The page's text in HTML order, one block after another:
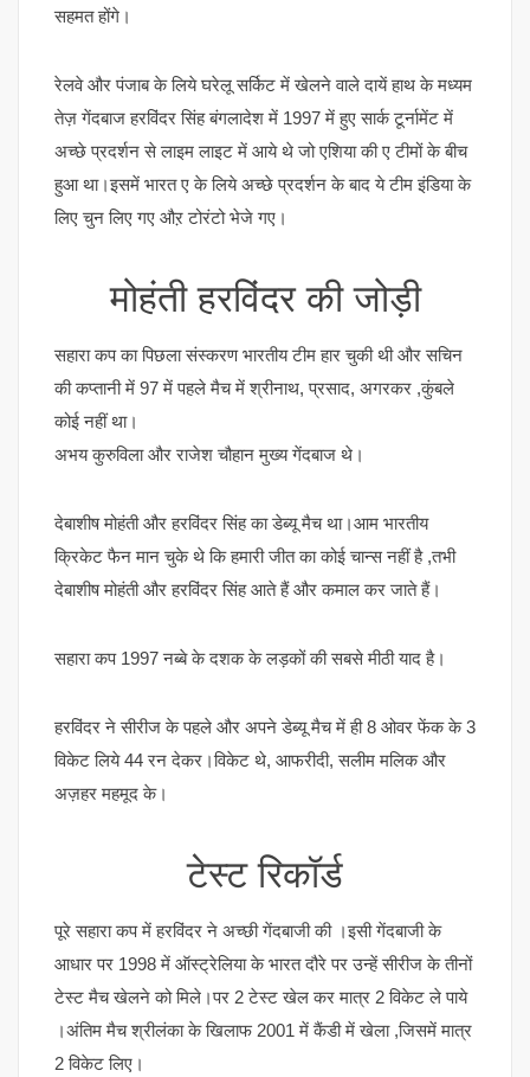
सहमत होंगे।
रेलवे और पंजाब के लिये घरेलू सर्किट में खेलने वाले दायें हाथ के मध्यम
तेज़ गेंदबाज हरविंदर सिंह बंगलादेश में 1997 में हुए सार्क टूर्नामेंट में
अच्छे प्रदर्शन से लाइम लाइट में आये थे जो एशिया की ए टीमों के बीच
हुआ था।इसमें भारत ए के लिये अच्छे प्रदर्शन के बाद ये टीम इंडिया के
लिए चुन लिए गए औऱ टोरंटो भेजे गए।
मोहंती हरविंदर की जोड़ी
सहारा कप का पिछला संस्करण भारतीय टीम हार चुकी थी और सचिन
की कप्तानी में 97 में पहले मैच में श्रीनाथ, प्रसाद, अगरकर ,कुंबले
कोई नहीं था।
अभय कुरुविला और राजेश चौहान मुख्य गेंदबाज थे।
देबाशीष मोहंती और हरविंदर सिंह का डेब्यू मैच था।आम भारतीय
क्रिकेट फैन मान चुके थे कि हमारी जीत का कोई चान्स नहीं है ,तभी
देबाशीष मोहंती और हरविंदर सिंह आते हैं और कमाल कर जाते हैं।
सहारा कप 1997 नब्बे के दशक के लड़कों की सबसे मीठी याद है।
हरविंदर ने सीरीज के पहले और अपने डेब्यू मैच में ही 8 ओवर फेंक के 3
विकेट लिये 44 रन देकर।विकेट थे, आफरीदी, सलीम मलिक और
अज़हर महमूद के।
टेस्ट रिकॉर्ड
पूरे सहारा कप में हरविंदर ने अच्छी गेंदबाजी की ।इसी गेंदबाजी के
आधार पर 1998 में ऑस्ट्रेलिया के भारत दौरे पर उन्हें सीरीज के तीनों
टेस्ट मैच खेलने को मिले।पर 2 टेस्ट खेल कर मात्र 2 विकेट ले पाये
।अंतिम मैच श्रीलंका के खिलाफ 2001 में कैंडी में खेला ,जिसमें मात्र
2 विकेट लिए।